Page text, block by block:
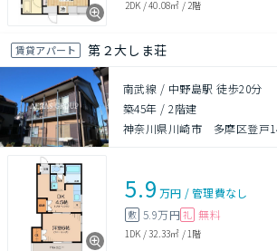
2DK /40.08㎡ / 2階
賃貸アパート 第２大しま荘
南武線 / 中野島駅 徒歩20分
築45年 /2階建
神奈川県川崎市 多摩区登戸
5.9 万円 /管理費なし
敷 5.9万円 礼 無料
1DK /32.33㎡ / 1階